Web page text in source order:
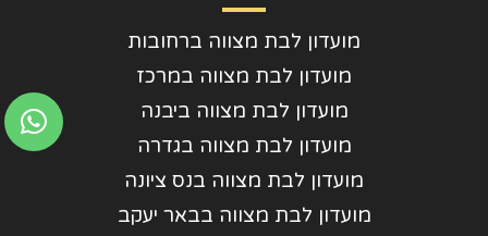
מועדון לבת מצווה ברחובות
מועדון לבת מצווה במרכז
מועדון לבת מצווה ביבנה
מועדון לבת מצווה בגדרה
מועדון לבת מצווה בנס ציונה
מועדון לבת מצווה בבאר יעקב